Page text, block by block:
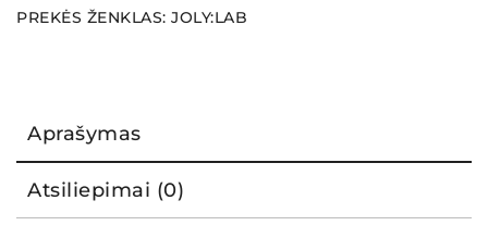
PREKĖS ŽENKLAS: JOLY:LAB
Aprašymas
Atsiliepimai (0)